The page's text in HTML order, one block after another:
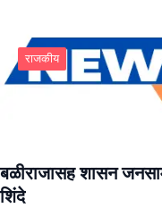
राजकीय
बळीराजासह शासन
शिंदे